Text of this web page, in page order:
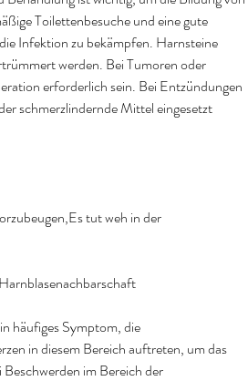
Toilettenbesuche und eine gute
Infektion zu bekämpfen. Harnsteine
werden. Bei Tumoren oder
erforderlich sein. Bei Entzündungen
schmerzlindernde Mittel eingesetzt
tut weh in der
häufiges Symptom, die
in diesem Bereich auftreten, um das
im Bereich der